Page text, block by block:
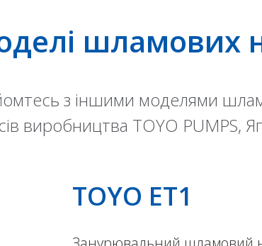
шламових
з іншими моделями
виробництва TOYO PUMPS,
TOYO ET1